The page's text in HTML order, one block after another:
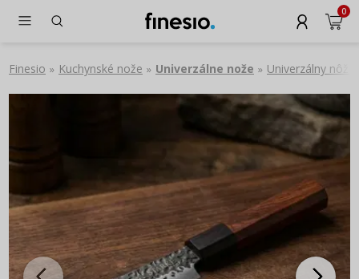
0
Finesio » Kuchynské nože » Univerzálne nože » Univerzálny nôž